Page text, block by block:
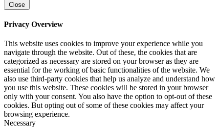
Close
Privacy Overview
This website uses cookies to improve your experience while you
navigate through the website. Out of these, the cookies that are
categorized as necessary are stored on your browser as they are
essential for the working of basic functionalities of the website. We
also use third-party cookies that help us analyze and understand how
you use this website. These cookies will be stored in your browser
only with your consent. You also have the option to opt-out of these
cookies. But opting out of some of these cookies may affect your
browsing experience.
Necessary